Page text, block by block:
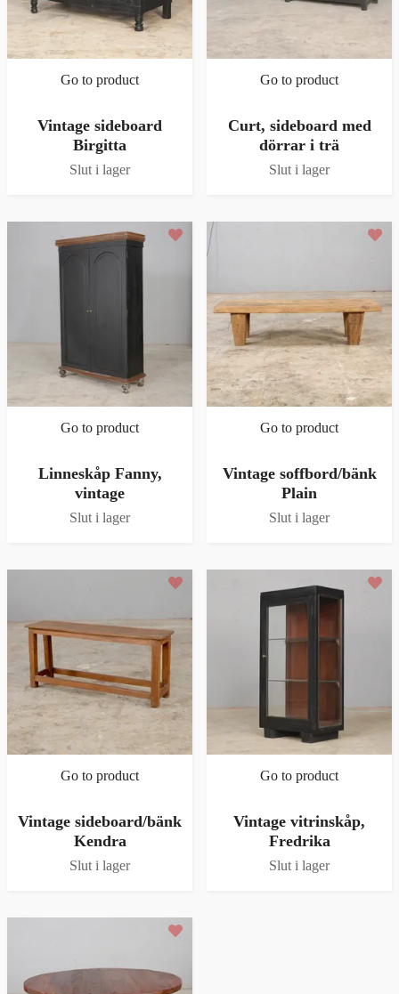
Go to product
Vintage sideboard
Birgitta
Slut i lager
Go to product
Curt, sideboard med
dörrar i trä
Slut i lager
Go to product
Linneskåp Fanny,
vintage
Slut i lager
Go to product
Vintage soffbord/bänk
Plain
Slut i lager
Go to product
Vintage sideboard/bänk
Kendra
Slut i lager
Go to product
Vintage vitrinskåp,
Fredrika
Slut i lager